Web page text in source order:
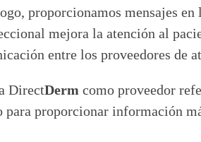
proporcionamos mensajes
mejora la atención al
entre los proveedores de
DirectDerm como proveedor
para proporcionar información